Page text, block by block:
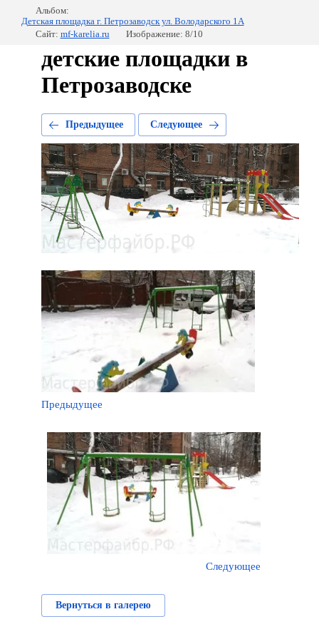
Альбом:
Детская площадка г. Петрозаводск ул. Володарского 1А
Сайт: mf-karelia.ru Изображение: 8/10
детские площадки в
Петрозаводске
Предыдущее Следующее
Предыдущее
Следующее
Вернуться в галерею